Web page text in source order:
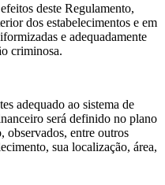
deste Regulamento,
dos estabelecimentos e em
e adequadamente
criminosa.
adequado ao sistema de
será definido no plano
observados, entre outros
sua localização, área,